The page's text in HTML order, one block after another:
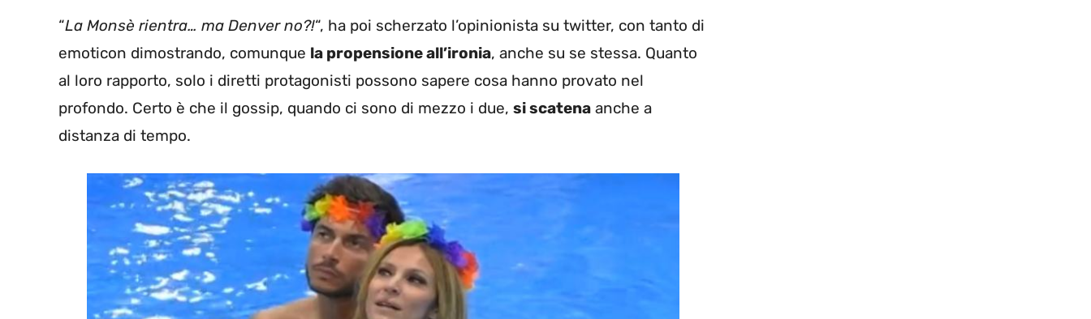
“La Monsè rientra… ma Denver no?!“, ha poi scherzato l’opinionista su twitter, con tanto di
emoticon dimostrando, comunque la propensione all’ironia, anche su se stessa. Quanto
al loro rapporto, solo i diretti protagonisti possono sapere cosa hanno provato nel
profondo. Certo è che il gossip, quando ci sono di mezzo i due, si scatena anche a
distanza di tempo.